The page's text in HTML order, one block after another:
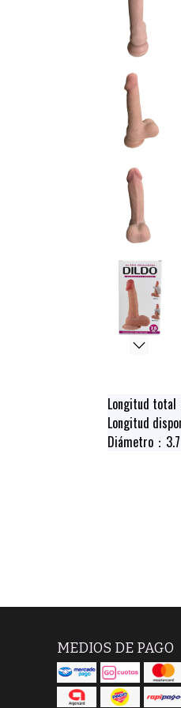
Longitud total
Longitud
Diámetro：
MEDIOS DE PAGO